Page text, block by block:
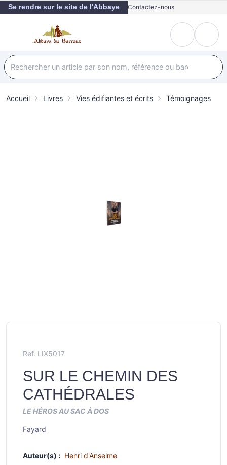
Se rendre sur le site de l'Abbaye Contactez-nous
Accueil Livres Vies édifiantes et écrits Témoignages
Ref. LIX5017
SUR LE CHEMIN DES
CATHÉDRALES
LE HÉROS AU SAC À DOS
Fayard
Auteur(s) : Henri d'Anselme